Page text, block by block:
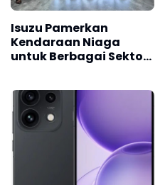
Isuzu Pamerkan
Kendaraan Niaga
untuk Berbagai Sektor